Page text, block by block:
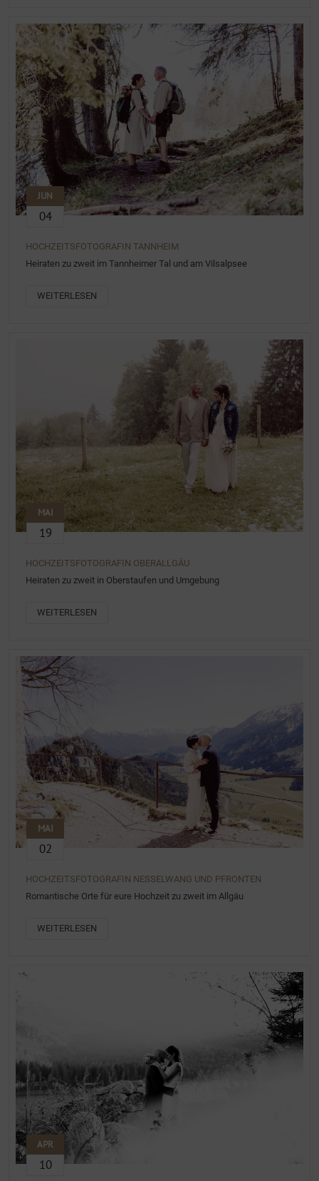
JUN
04
HOCHZEITSFOTOGRAFIN TANNHEIM
Heiraten zu zweit im Tannheimer Tal und am Vilsalpsee
WEITERLESEN
MAI
19
HOCHZEITSFOTOGRAFIN OBERALLGÄU
Heiraten zu zweit in Oberstaufen und Umgebung
WEITERLESEN
MAI
02
HOCHZEITSFOTOGRAFIN NESSELWANG UND PFRONTEN
Romantische Orte für eure Hochzeit zu zweit im Allgäu
WEITERLESEN
APR
10